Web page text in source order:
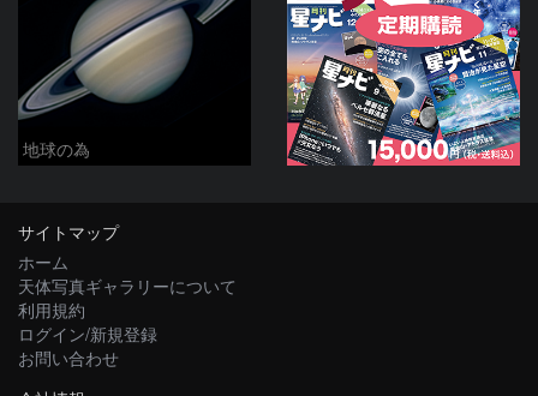
地球の為
サイトマップ
ホーム
天体写真ギャラリーについて
利用規約
ログイン/新規登録
お問い合わせ